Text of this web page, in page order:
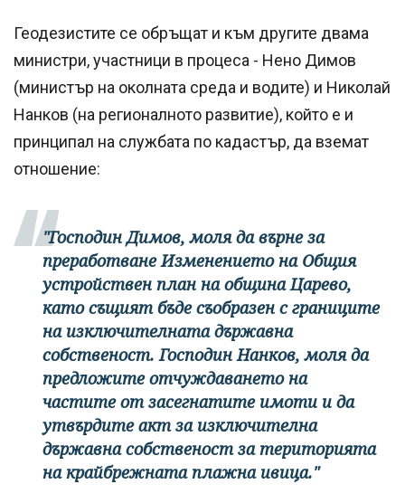
Геодезистите се обръщат и към другите двама
министри, участници в процеса - Нено Димов
(министър на околната среда и водите) и Николай
Нанков (на регионалното развитие), който е и
принципал на службата по кадастър, да вземат
отношение:
"Господин Димов, моля да върне за
преработване Изменението на Общия
устройствен план на община Царево,
като същият бъде съобразен с границите
на изключителната държавна
собственост. Господин Нанков, моля да
предложите отчуждаването на
частите от засегнатите имоти и да
утвърдите акт за изключителна
държавна собственост за територията
на крайбрежната плажна ивица."